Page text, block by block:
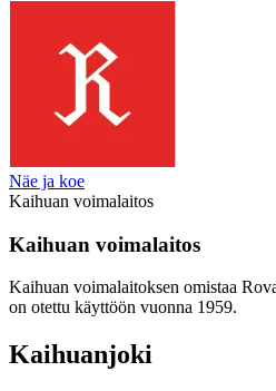
Näe ja koe
Kaihuan voimalaitos
Kaihuan voimalaitos
Kaihuan voimalaitoksen omistaa
on otettu käyttöön vuonna 1959.
Kaihuanjoki